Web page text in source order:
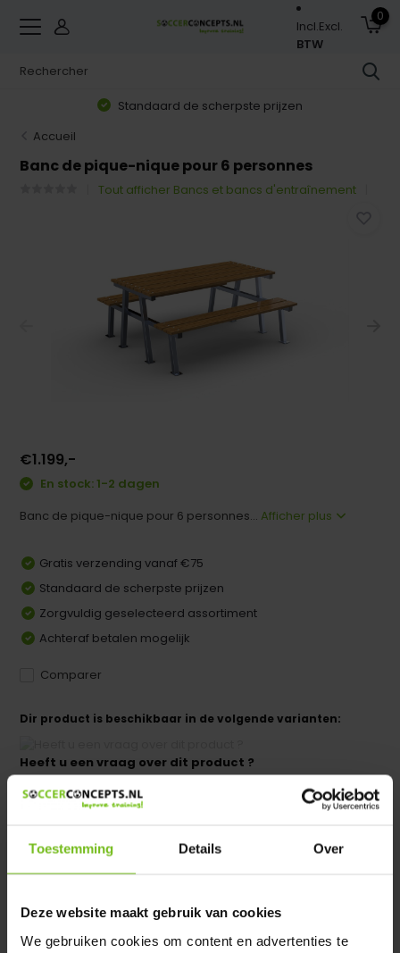
Toestemming Details Over
Deze website maakt gebruik van cookies
We gebruiken cookies om content en advertenties te
Incl.Excl.
BTW
0
Standaard de scherpste prijzen
Accueil
Banc de pique-nique pour 6 personnes
Tout afficher Bancs et bancs d'entraînement
€1.199,-
En stock: 1-2 dagen
Banc de pique-nique pour 6 personnes... Afficher plus
Gratis verzending vanaf €75
Standaard de scherpste prijzen
Zorgvuldig geselecteerd assortiment
Achteraf betalen mogelijk
Comparer
Dir product is beschikbaar in de volgende varianten:
Heeft u een vraag over dit product ?
We helpen u graag met meer informatie
Description du produit
Spécifications